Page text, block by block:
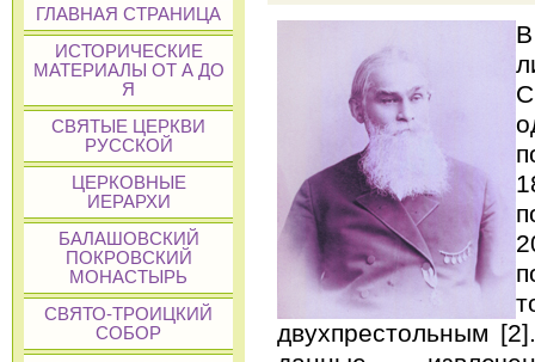
ГЛАВНАЯ СТРАНИЦА
ИСТОРИЧЕСКИЕ
МАТЕРИАЛЫ ОТ А ДО
Я
СВЯТЫЕ ЦЕРКВИ
РУССКОЙ
ЦЕРКОВНЫЕ
ИЕРАРХИ
БАЛАШОВСКИЙ
ПОКРОВСКИЙ
МОНАСТЫРЬ
СВЯТО-ТРОИЦКИЙ
СОБОР
двухпрестольным